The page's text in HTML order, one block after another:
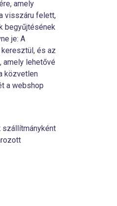
amely
visszáru felett,
begyűjtésének
je: A
és az
amely lehetővé
közvetlen
a webshop